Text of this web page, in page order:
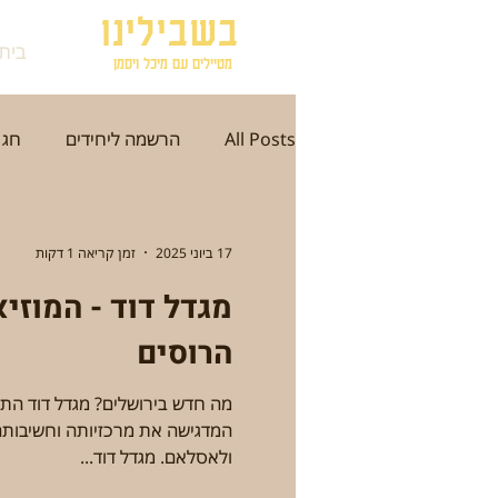
בית בשבילינו
מטיילים עם מיכל ויסמן
All Posts הרשמה ליחידים
סתיו חורף אזור הדרום
היסטוריה וארכיאולוגיה
מגדל דוד -
הרוסים
המדגישה את מרכזיותה
ולאסלאם. מגדל דוד...
17 ביוני 2025 זמן קריאה 1 דקות